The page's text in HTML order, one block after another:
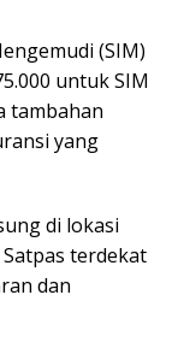
(SIM)
untuk SIM
tambahan
yang
di lokasi
terdekat
dan